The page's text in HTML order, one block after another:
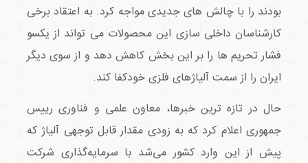
بودند را با چالش های جدیدی مواجه کرد. به اعتقاد برخی
کارشناسان داخلی سازی این محصولات می تواند از یکسو
فشار تحریم ها را بر این بخش کاهش دهد و از سوی دیگر
ایران را از سمت آلیاژهای فلزی خودکفا کند.
حال در تازه ترین خبرها، معاون علمی و فناوری رییس
جمهوری اعلام کرد که به زودی مقدار قابل توجهی آلیاژ که
پیش از این وارد کشور می‌شد با سرمایه‌گذاری شرکت